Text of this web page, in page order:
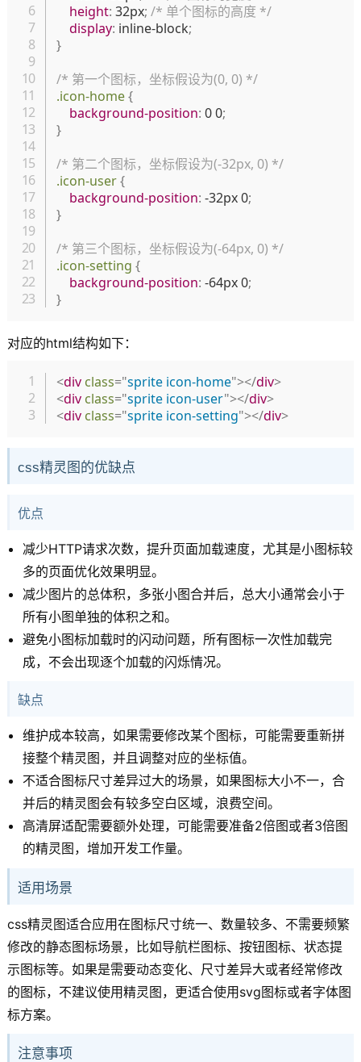
height: 32px; /* 单个图标的高度 */
display: inline-block;
}
/* 第一个图标，坐标假设为(0, 0) */
.icon-home{
background-position: 0 0;
}
/* 第二个图标，坐标假设为(-32px, 0) */
.icon-user{
background-position: -32px 0;
}
/* 第三个图标，坐标假设为(-64px, 0) */
.icon-setting {
background-position: -64px 0;
}
对应的html结构如下：
<div class="sprite icon-home"></div>
<div class="sprite icon-user"></div>
<div class="sprite icon-setting"></div>
css精灵图的优缺点
优点
减少HTTP请求次数，提升页面加载速度，尤其是小图标较
多的页面优化效果明显。
减少图片的总体积，多张小图合并后，总大小通常会小于
所有小图单独的体积之和。
避免小图标加载时的闪动问题，所有图标一次性加载完
成，不会出现逐个加载的闪烁情况。
缺点
维护成本较高，如果需要修改某个图标，可能需要重新拼
接整个精灵图，并且调整对应的坐标值。
不适合图标尺寸差异过大的场景，如果图标大小不一，合
并后的精灵图会有较多空白区域，浪费空间。
高清屏适配需要额外处理，可能需要准备2倍图或者3倍图
的精灵图，增加开发工作量。
适用场景
css精灵图适合应用在图标尺寸统一、数量较多、不需要频繁
修改的静态图标场景，比如导航栏图标、按钮图标、状态提
示图标等。如果是需要动态变化、尺寸差异大或者经常修改
的图标，不建议使用精灵图，更适合使用svg图标或者字体图
标方案。
注意事项